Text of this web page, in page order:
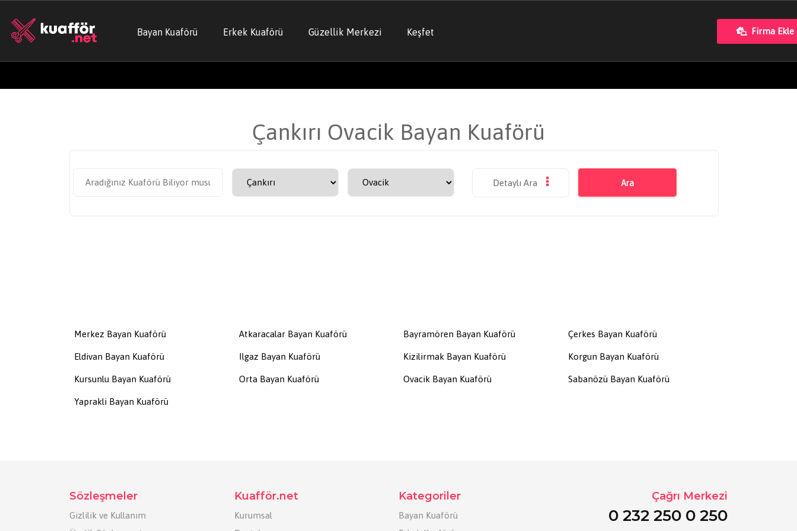
Bayan Kuaförü Erkek Kuaförü Güzellik Merkezi Keşfet Firma Ekle
Çankırı Ovacik Bayan Kuaförü
Detaylı Ara Ara
Merkez Bayan Kuaförü Atkaracalar Bayan Kuaförü Bayramören Bayan Kuaförü Çerkes Bayan Kuaförü
Eldivan Bayan Kuaförü Ilgaz Bayan Kuaförü Kizilirmak Bayan Kuaförü Korgun Bayan Kuaförü
Kursunlu Bayan Kuaförü Orta Bayan Kuaförü Ovacik Bayan Kuaförü Sabanözü Bayan Kuaförü
Yaprakli Bayan Kuaförü
Sözleşmeler
Gizlilik ve Kullanım
Kuafför.net
Kurumsal
Kategoriler
Bayan Kuaförü
Çağrı Merkezi
0 232 250 0 250